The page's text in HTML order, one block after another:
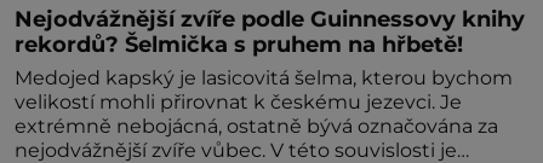
Nejodvážnější zvíře podle Guinnessovy knihy
rekordů? Šelmička s pruhem na hřbetě!
Medojed kapský je lasicovitá šelma, kterou bychom
velikostí mohli přirovnat k českému jezevci. Je
extrémně nebojácná, ostatně bývá označována za
nejodvážnější zvíře vůbec. V této souvislosti je